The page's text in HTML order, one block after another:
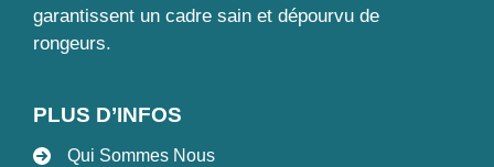
garantissent un cadre sain et dépourvu de
rongeurs.
PLUS D’INFOS
Qui Sommes Nous